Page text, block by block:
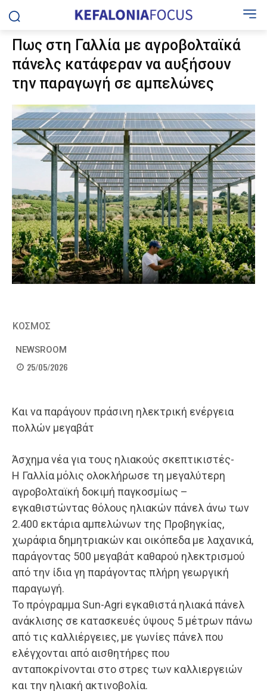
Πως στη Γαλλία με αγροβολταϊκά
πάνελς κατάφεραν να αυξήσουν
την παραγωγή σε αμπελώνες
ΚΟΣΜΟΣ
NEWSROOM
25/05/2026
Και να παράγουν πράσινη ηλεκτρική ενέργεια
πολλών μεγαβάτ
Άσχημα νέα για τους ηλιακούς σκεπτικιστές-
Η Γαλλία μόλις ολοκλήρωσε τη μεγαλύτερη
αγροβολταϊκή δοκιμή παγκοσμίως –
εγκαθιστώντας θόλους ηλιακών πάνελ άνω των
2.400 εκτάρια αμπελώνων της Προβηγκίας,
χωράφια δημητριακών και οικόπεδα με λαχανικά,
παράγοντας 500 μεγαβάτ καθαρού ηλεκτρισμού
από την ίδια γη παράγοντας πλήρη γεωργική
παραγωγή.
Το πρόγραμμα Sun-Agri εγκαθιστά ηλιακά πάνελ
ανάκλισης σε κατασκευές ύψους 5 μέτρων πάνω
από τις καλλιέργειες, με γωνίες πάνελ που
ελέγχονται από αισθητήρες που
ανταποκρίνονται στο στρες των καλλιεργειών
και την ηλιακή ακτινοβολία.